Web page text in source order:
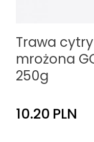
Trawa
mrożona
250g
10.20 PLN